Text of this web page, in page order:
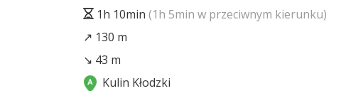
1h 10min (1h 5min w przeciwnym kierunku)
↗ 130 m
↘ 43 m
Kulin Kłodzki